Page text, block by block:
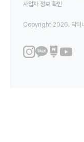
사업자 정보 확인
Copyright 2026. 닥터